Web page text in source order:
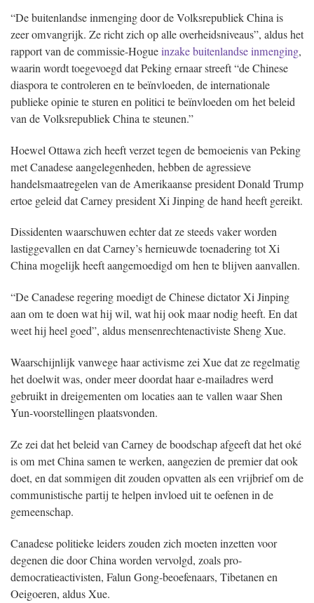
“De buitenlandse inmenging door de Volksrepubliek China is
zeer omvangrijk. Ze richt zich op alle overheidsniveaus”, aldus het
rapport van de commissie-Hogueinzake buitenlandse inmenging,
waarin wordt toegevoegd dat Peking ernaar streeft “de Chinese
diaspora te controleren en te beïnvloeden, de internationale
publieke opinie te sturen en politici te beïnvloeden om het beleid
van de Volksrepubliek China te steunen.”
Hoewel Ottawa zich heeft verzet tegen de bemoeienis van Peking
met Canadese aangelegenheden, hebben de agressieve
handelsmaatregelen van de Amerikaanse president Donald Trump
ertoe geleid dat Carney president Xi Jinping de hand heeft gereikt.
Dissidenten waarschuwen echter dat ze steeds vaker worden
lastiggevallen en dat Carney’s hernieuwde toenadering tot Xi
China mogelijk heeft aangemoedigd om hen te blijven aanvallen.
“De Canadese regering moedigt de Chinese dictator Xi Jinping
aan om te doen wat hij wil, wat hij ook maar nodig heeft. En dat
weet hij heel goed”, aldus mensenrechtenactiviste Sheng Xue.
Waarschijnlijk vanwege haar activisme zei Xue dat ze regelmatig
het doelwit was, onder meer doordat haar e-mailadres werd
gebruikt in dreigementen om locaties aan te vallen waar Shen
Yun-voorstellingen plaatsvonden.
Ze zei dat het beleid van Carney de boodschap afgeeft dat het oké
is om met China samen te werken, aangezien de premier dat ook
doet, en dat sommigen dit zouden opvatten als een vrijbrief om de
communistische partij te helpen invloed uit te oefenen in de
gemeenschap.
Canadese politieke leiders zouden zich moeten inzetten voor
degenen die door China worden vervolgd, zoals pro-
democratieactivisten, Falun Gong-beoefenaars, Tibetanen en
Oeigoeren, aldus Xue.